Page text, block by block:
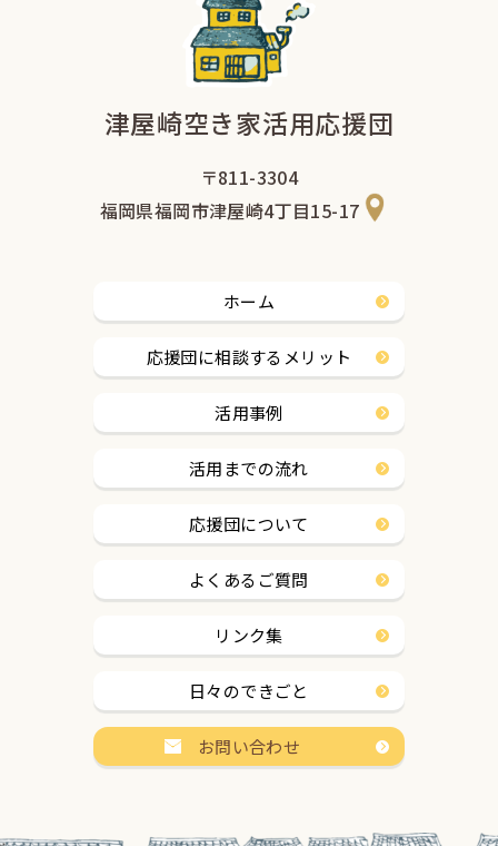
津屋崎空き家活用応援団
〒811-3304
福岡県福岡市津屋崎4丁目15-17
ホーム
応援団に相談するメリット
活用事例
活用までの流れ
応援団について
よくあるご質問
リンク集
日々のできごと
お問い合わせ